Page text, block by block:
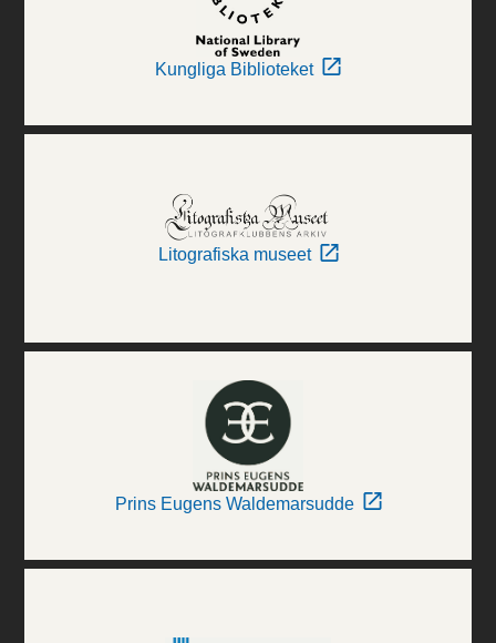
Kungliga Biblioteket
Litografiska museet
Prins Eugens Waldemarsudde